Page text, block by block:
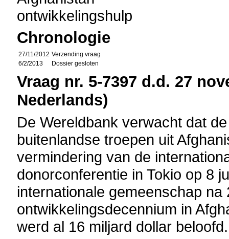
ontwikkelingshulp
Chronologie
27/11/2012 Verzending vraag
6/2/2013
Dossier gesloten
Vraag nr. 5-7397 d.d. 27
Nederlands)
De Wereldbank verwacht dat
buitenlandse troepen uit
vermindering van de
donorconferentie in Tokio op 8
internationale gemeenschap
ontwikkelingsdecennium in
werd al 16 miljard dollar beloofd.